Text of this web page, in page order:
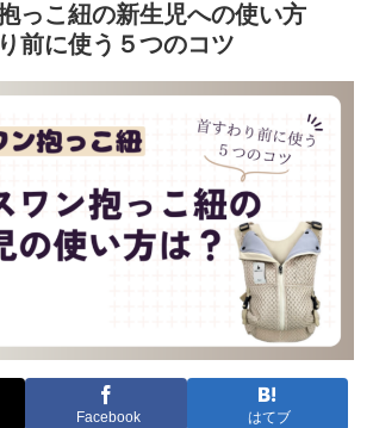
っこ紐の新生児への使い方
前に使う５つのコツ
Facebook はてブ